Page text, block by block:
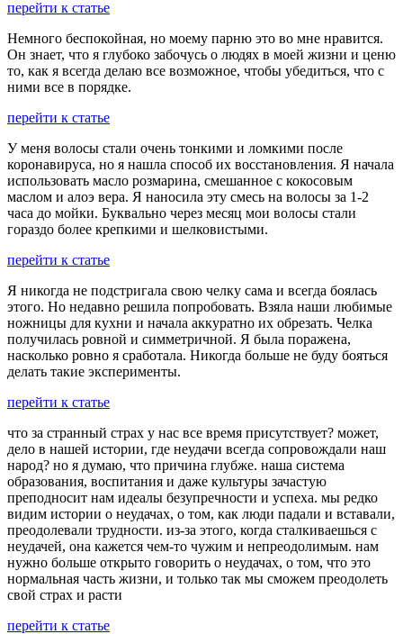
перейти к статье
Немного беспокойная, но моему парню это во мне нравится.
Он знает, что я глубоко забочусь о людях в моей жизни и ценю
то, как я всегда делаю все возможное, чтобы убедиться, что с
ними все в порядке.
перейти к статье
У меня волосы стали очень тонкими и ломкими после
коронавируса, но я нашла способ их восстановления. Я начала
использовать масло розмарина, смешанное с кокосовым
маслом и алоэ вера. Я наносила эту смесь на волосы за 1-2
часа до мойки. Буквально через месяц мои волосы стали
гораздо более крепкими и шелковистыми.
перейти к статье
Я никогда не подстригала свою челку сама и всегда боялась
этого. Но недавно решила попробовать. Взяла наши любимые
ножницы для кухни и начала аккуратно их обрезать. Челка
получилась ровной и симметричной. Я была поражена,
насколько ровно я сработала. Никогда больше не буду бояться
делать такие эксперименты.
перейти к статье
что за странный страх у нас все время присутствует? может,
дело в нашей истории, где неудачи всегда сопровождали наш
народ? но я думаю, что причина глубже. наша система
образования, воспитания и даже культуры зачастую
преподносит нам идеалы безупречности и успеха. мы редко
видим истории о неудачах, о том, как люди падали и вставали,
преодолевали трудности. из-за этого, когда сталкиваешься с
неудачей, она кажется чем-то чужим и непреодолимым. нам
нужно больше открыто говорить о неудачах, о том, что это
нормальная часть жизни, и только так мы сможем преодолеть
свой страх и расти
перейти к статье